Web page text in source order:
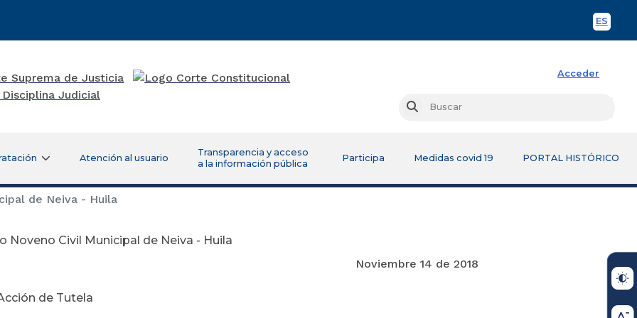
ES
Acceder
Buscar
Atención al usuario
Transparencia y acceso
a la información pública
Participa Medidas covid 19 PORTAL HISTÓRICO
de Neiva - Huila
Noveno Civil Municipal de Neiva - Huila
14 de 2018
de Tutela